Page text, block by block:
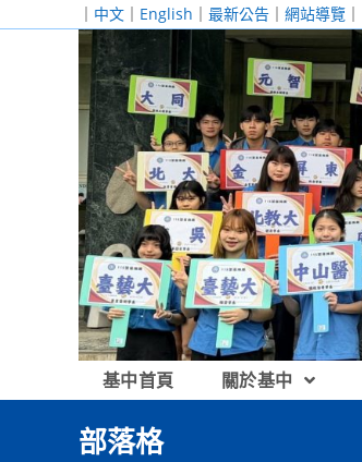
｜ 中文 ｜ English ｜ 最新公告 ｜ 網站導覽 ｜
基中首頁 關於基中
部落格